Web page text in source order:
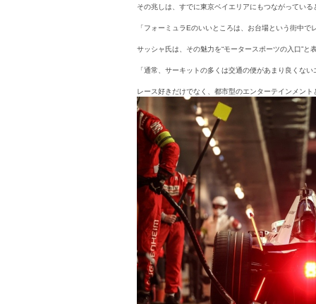
その兆しは、すでに東京ベイエリアにもつながってい
「フォーミュラEのいいところは、お台場という街中
サッシャ氏は、その魅力を“モータースポーツの入口”
「通常、サーキットの多くは交通の便があまり良くな
レース好きだけでなく、都市型のエンターテインメン